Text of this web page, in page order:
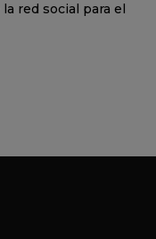
red social para el